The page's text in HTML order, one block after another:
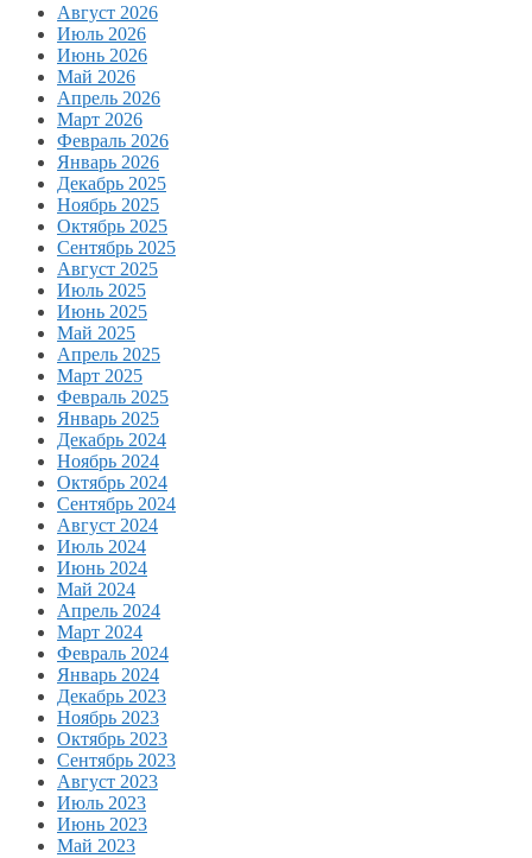
Август 2026
Июль 2026
Июнь 2026
Май 2026
Апрель 2026
Март 2026
Февраль 2026
Январь 2026
Декабрь 2025
Ноябрь 2025
Октябрь 2025
Сентябрь 2025
Август 2025
Июль 2025
Июнь 2025
Май 2025
Апрель 2025
Март 2025
Февраль 2025
Январь 2025
Декабрь 2024
Ноябрь 2024
Октябрь 2024
Сентябрь 2024
Август 2024
Июль 2024
Июнь 2024
Май 2024
Апрель 2024
Март 2024
Февраль 2024
Январь 2024
Декабрь 2023
Ноябрь 2023
Октябрь 2023
Сентябрь 2023
Август 2023
Июль 2023
Июнь 2023
Май 2023